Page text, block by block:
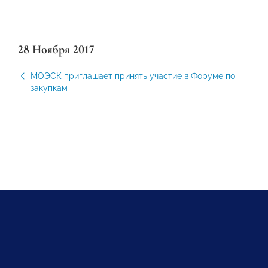
28 Ноября 2017
МОЭСК приглашает принять участие в Форуме по
закупкам